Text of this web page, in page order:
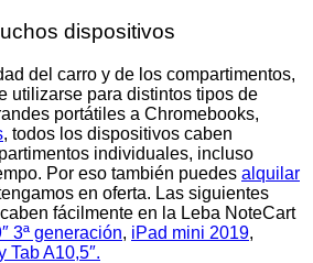
dispositivos
del carro y de los compartimentos,
utilizarse para distintos tipos de
portátiles a Chromebooks,
, todos los dispositivos caben
individuales, incluso
Por eso también puedes alquilar
en oferta. Las siguientes
fácilmente en la Leba NoteCart
3ª generación, iPad mini 2019,
Tab A10,5″.